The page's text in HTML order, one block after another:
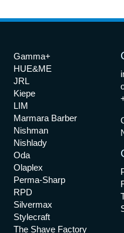
Gamma+
HUE&ME
JRL
Kiepe
LIM
Marmara Barber
Nishman
Nishlady
Oda
Olaplex
Perma-Sharp
RPD
Silvermax
Stylecraft
The Shave Factory